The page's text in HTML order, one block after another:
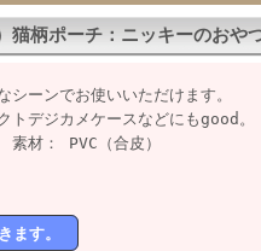
猫柄ポーチ：ニッキーのおや
ーンでお使いいただけます。
トデジカメケースなどにもgood。
： PVC（合皮）
ます。